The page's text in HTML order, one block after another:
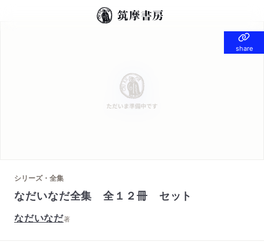
share
share
シリーズ・全集
なだいなだ全集 全１２冊 セット
なだいなだ著